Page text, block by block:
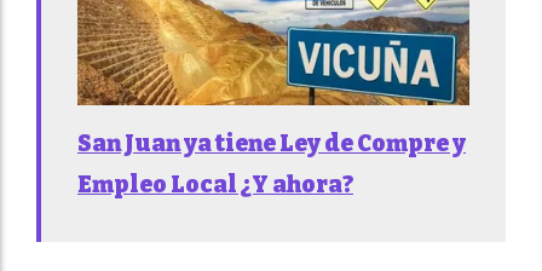
San Juan ya tiene Ley de Compre y
Empleo Local ¿Y ahora?